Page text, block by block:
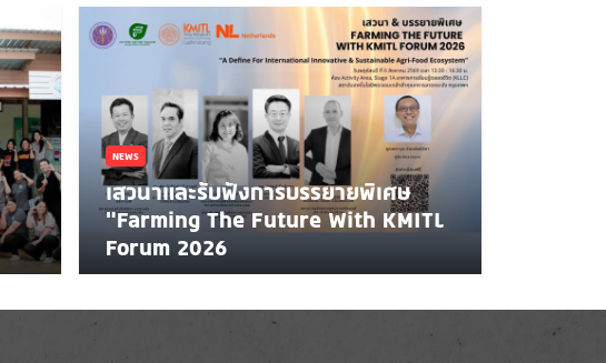
NEWS
เสวนาและรับฟังการบรรยายพิเศษ
"Farming The Future With KMITL
Forum 2026